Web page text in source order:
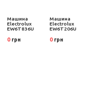
Машина
Electrolux
EW6T836U
0 грн
Машина
Electrolux
EW6T206U
0 грн